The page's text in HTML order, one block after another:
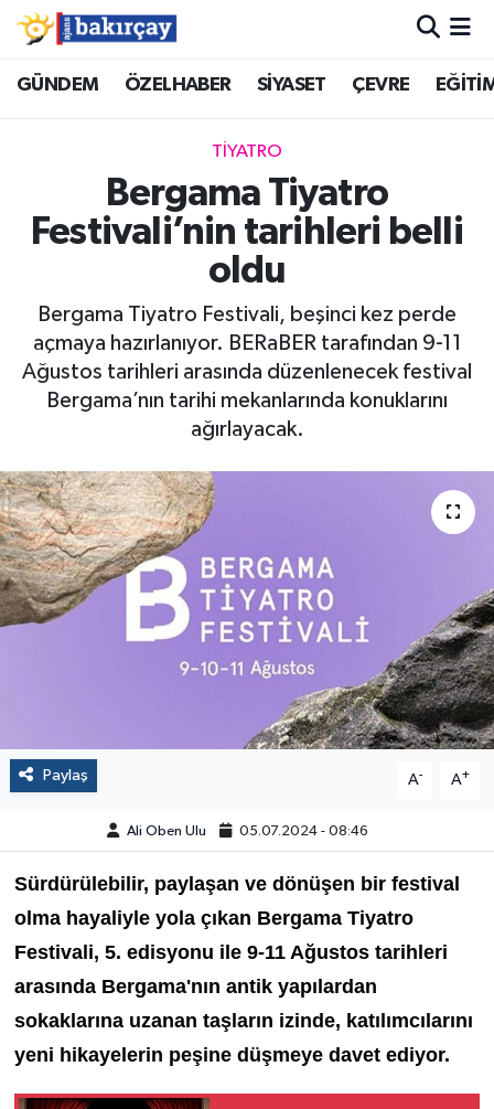
GÜNDEM ÖZELHABER SİYASET ÇEVRE
TİYATRO
Bergama Tiyatro
Festivali’nin tarihleri belli
oldu
Bergama Tiyatro Festivali, beşinci kez perde
açmaya hazırlanıyor. BERaBER tarafından 9-11
Ağustos tarihleri arasında düzenlenecek festival
Bergama’nın tarihi mekanlarında konuklarını
ağırlayacak.
Paylaş A- A+
Ali Oben Ulu 05.07.2024 - 08:46
Sürdürülebilir, paylaşan ve dönüşen bir festival
olma hayaliyle yola çıkan Bergama Tiyatro
Festivali, 5. edisyonu ile 9-11 Ağustos tarihleri
arasında Bergama'nın antik yapılardan
sokaklarına uzanan taşların izinde, katılımcılarını
yeni hikayelerin peşine düşmeye davet ediyor.
İzmir Nöbetçi Eczaneler
İzmir Hava Durumu
İzmir Namaz Vakitleri
İzmir Trafik Yoğunluk Haritası
Süper Lig Puan Durumu ve Fikstür
Tüm Manşetler
Son Dakika Haberleri
Haber Arşivi